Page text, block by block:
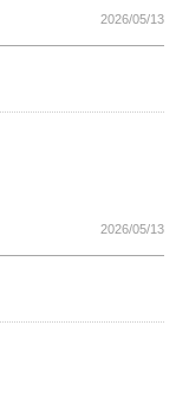
2026/05/13
2026/05/13